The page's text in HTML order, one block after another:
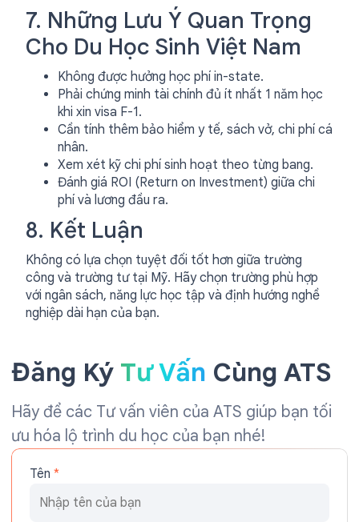
7. Những Lưu Ý Quan Trọng
Cho Du Học Sinh Việt Nam
Không được hưởng học phí in-state.
Phải chứng minh tài chính đủ ít nhất 1 năm học
khi xin visa F-1.
Cần tính thêm bảo hiểm y tế, sách vở, chi phí cá
nhân.
Xem xét kỹ chi phí sinh hoạt theo từng bang.
Đánh giá ROI (Return on Investment) giữa chi
phí và lương đầu ra.
8. Kết Luận
Không có lựa chọn tuyệt đối tốt hơn giữa trường
công và trường tư tại Mỹ. Hãy chọn trường phù hợp
với ngân sách, năng lực học tập và định hướng nghề
nghiệp dài hạn của bạn.
Đăng Ký Tư Vấn Cùng ATS
Hãy để các Tư vấn viên của ATS giúp bạn tối
ưu hóa lộ trình du học của bạn nhé!
Tên *